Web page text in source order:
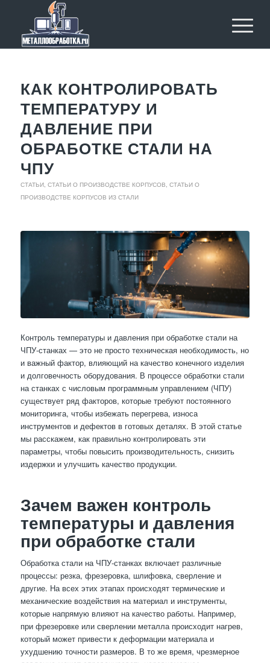
КАК КОНТРОЛИРОВАТЬ
ТЕМПЕРАТУРУ И
ДАВЛЕНИЕ ПРИ
ОБРАБОТКЕ СТАЛИ НА
ЧПУ
СТАТЬИ, СТАТЬИ О ПРОИЗВОДСТВЕ КОРПУСОВ СТАТЬИ О
ПРОИЗВОДСТВЕ КОРПУСОВ ИЗ СТАЛИ
Контроль температуры и давления при обработке стали на
ЧПУ-станках — это не просто техническая необходимость, но
и важный фактор, влияющий на качество конечного изделия
и долговечность оборудования. В процессе обработки стали
на станках с числовым программным управлением (ЧПУ)
существует ряд факторов, которые требуют постоянного
мониторинга, чтобы избежать перегрева, износа
инструментов и дефектов в готовых деталях. В этой статье
мы расскажем, как правильно контролировать эти
параметры, чтобы повысить производительность, снизить
издержки и улучшить качество продукции.
Зачем важен контроль
температуры и давления
при обработке стали
Обработка стали на ЧПУ-станках включает различные
процессы: резка, фрезеровка, шлифовка, сверление и
другие. На всех этих этапах происходят термические и
механические воздействия на материал и инструменты,
которые напрямую влияют на качество работы. Например,
при фрезеровке или сверлении металла происходит нагрев,
который может привести к деформации материала и
ухудшению точности размеров. В то же время, чрезмерное